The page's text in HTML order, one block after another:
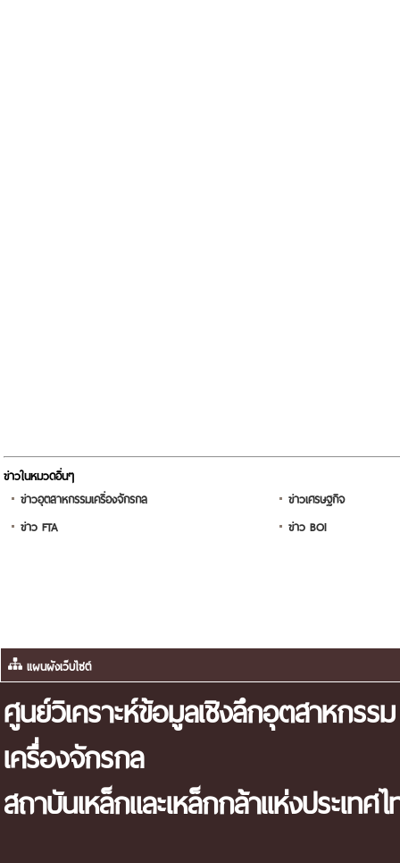
ข่าวในหมวดอื่นๆ
ข่าวอุตสาหกรรมเครื่องจักรกล
ข่าวเศรษฐกิจ
ข่าว FTA
ข่าว BOI
แผนผังเว็บไซต์
ศูนย์วิเคราะห์ข้อมูลเชิงลึกอุตสาหกรรม
เครื่องจักรกล
สถาบันเหล็กและเหล็กกล้าแห่งประเทศ